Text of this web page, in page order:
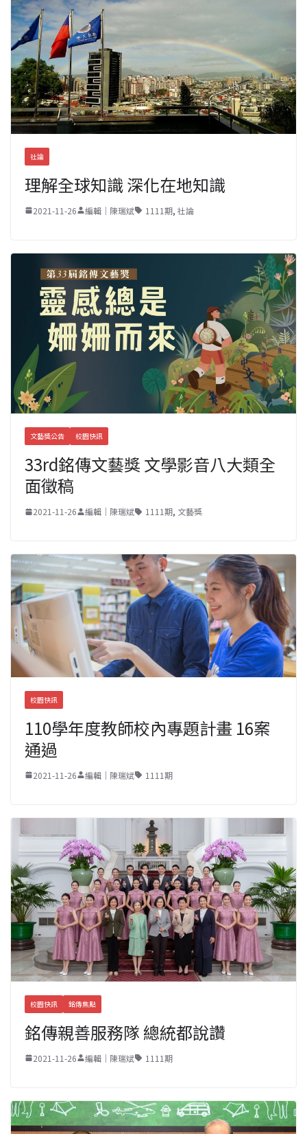
社論
理解全球知識 深化在地知識
2021-11-26 編輯｜陳瑞斌 1111期, 社論
文藝獎公告 校園快訊
33rd銘傳文藝獎 文學影音八大類全
面徵稿
2021-11-26 編輯｜陳瑞斌 1111期, 文藝獎
校園快訊
110學年度教師校內專題計畫 16案
通過
2021-11-26 編輯｜陳瑞斌 1111期
校園快訊 銘傳焦點
銘傳親善服務隊 總統都說讚
2021-11-26 編輯｜陳瑞斌 1111期